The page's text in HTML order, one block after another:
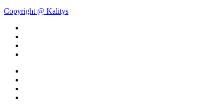
Copyright @ Kalitys